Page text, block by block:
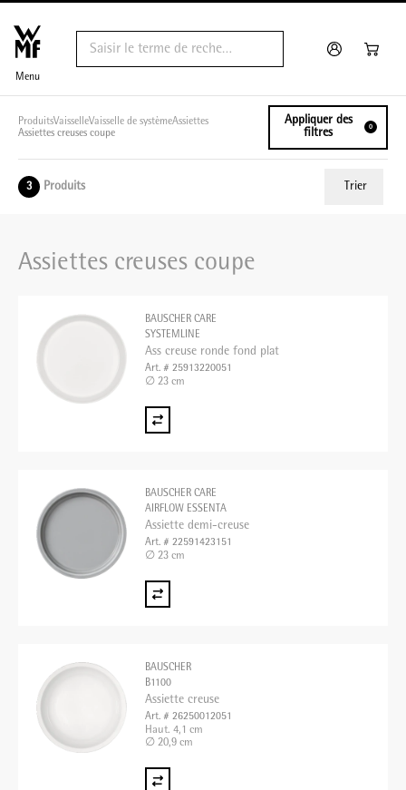
Menu
ProduitsVaisselleVaisselle de systèmeAssiettes
Assiettes creuses coupe
Appliquer des
filtres
0
3 Produits Trier
Assiettes creuses coupe
BAUSCHER CARE
SYSTEMLINE
Ass creuse ronde fond plat
Art. # 25913220051
∅ 23 cm
BAUSCHER CARE
AIRFLOW ESSENTA
Assiette demi-creuse
Art. # 22591423151
∅ 23 cm
BAUSCHER
B1100
Assiette creuse
Art. # 26250012051
Haut. 4,1 cm
∅ 20,9 cm